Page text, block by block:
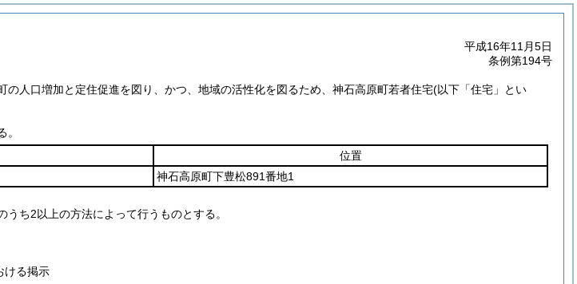
平成16年11月5日
条例第194号
の人口増加と定住促進を図り、かつ、地域の活性化を図るため、神石高原町若者住宅(以下「住宅」とい
位置
神石高原町下豊松891番地1
ち2以上の方法によって行うものとする。
ける掲示